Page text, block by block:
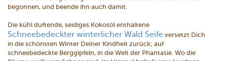
begonnen, und beende ihn auch damit.
Die kühl duftende, seidiges Kokosöl enthaltene
Schneebedeckter winterlicher Wald Seife versetzt Dich
in die schönsten Winter Deiner Kindheit zurück; auf
schneebedeckte Berggipfeln, in die Welt der Phantasie. Wo die